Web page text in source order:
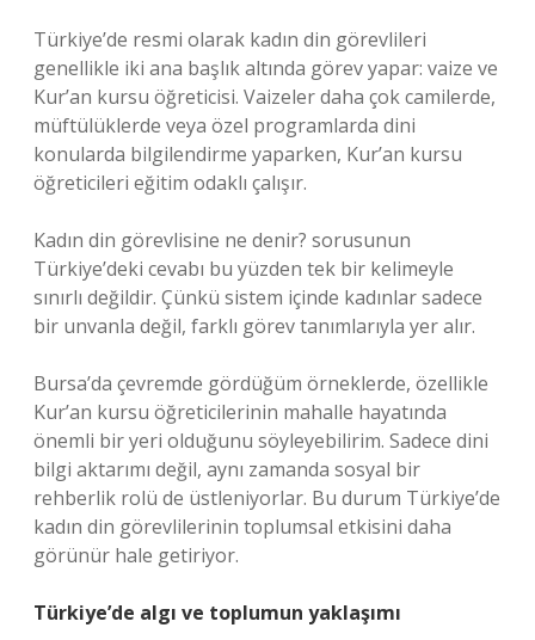
Türkiye’de resmi olarak kadın din görevlileri
genellikle iki ana başlık altında görev yapar: vaize ve
Kur’an kursu öğreticisi. Vaizeler daha çok camilerde,
müftülüklerde veya özel programlarda dini
konularda bilgilendirme yaparken, Kur’an kursu
öğreticileri eğitim odaklı çalışır.
Kadın din görevlisine ne denir? sorusunun
Türkiye’deki cevabı bu yüzden tek bir kelimeyle
sınırlı değildir. Çünkü sistem içinde kadınlar sadece
bir unvanla değil, farklı görev tanımlarıyla yer alır.
Bursa’da çevremde gördüğüm örneklerde, özellikle
Kur’an kursu öğreticilerinin mahalle hayatında
önemli bir yeri olduğunu söyleyebilirim. Sadece dini
bilgi aktarımı değil, aynı zamanda sosyal bir
rehberlik rolü de üstleniyorlar. Bu durum Türkiye’de
kadın din görevlilerinin toplumsal etkisini daha
görünür hale getiriyor.
Türkiye’de algı ve toplumun yaklaşımı